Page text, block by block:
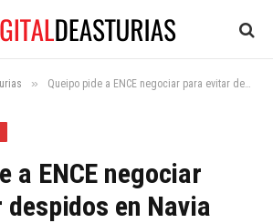
» Queipo pide a ENCE negociar para evitar despidos en Navia
a ENCE negociar
en Navia